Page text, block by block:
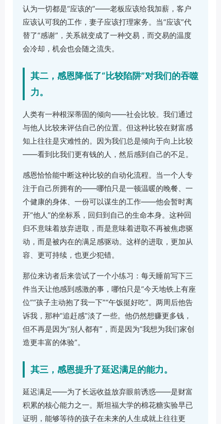
认为一切都是“应该的”——老板应该给我加薪，客户
应该认可我的工作，妻子应该打理家务。当“应该”代
替了“感谢”，关系就变成了一种交易，而交易的温度
会冷却，机会也会随之流失。
其二，感恩降低了“比较陷阱”对我们的吞噬
力。
人类有一种根深蒂固的倾向——社会比较。我们通过
与他人比较来评估自己的位置。但这种比较在财富感
知上往往是灾难性的。因为我们总是倾向于向上比较
——看到比我们更有钱的人，然后感到自己的不足。
感恩恰恰能中断这种比较的自动化流程。当一个人专
注于自己所拥有的——哪怕只是一顿温暖的晚餐、一
个健康的身体、一份可以谋生的工作——他会暂时离
开“他人”的坐标系，回归到自己的生命本身。这种回
归不意味着放弃进取，而是意味着进取不再被焦虑驱
动，而是被内在的满足感驱动。这样的进取，更加从
容、更可持续，也更少犯错。
那位来访者后来尝试了一个小练习：每天睡前写下三
件当天让他感到感激的事，哪怕只是“今天地铁上有座
位”“孩子主动抱了我一下”“午饭挺好吃”。两周后他告
诉我，那种“追赶感”淡了一些。他仍然想赚更多钱，
但不再是因为“别人都有”，而是因为“我想为我们家创
造更丰富的体验”。
其三，感恩提升了延迟满足的能力。
延迟满足——为了长远收益放弃眼前诱惑——是财富
积累的核心能力之一。斯坦福大学的棉花糖实验早已
证明，能够等待的孩子在未来的人生成就上往往更